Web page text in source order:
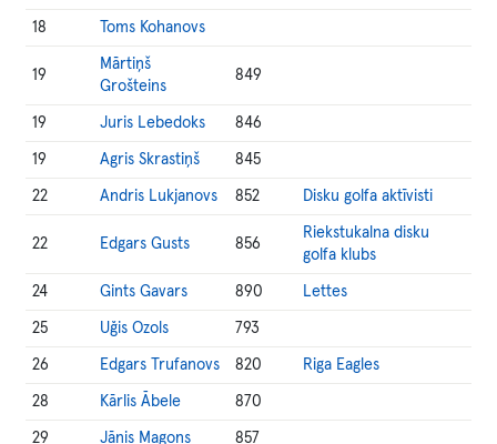
18 Toms Kohanovs
19
Mārtiņš
Grošteins
849
19 Juris Lebedoks 846
19 Agris Skrastiņš 845
22 Andris Lukjanovs 852 Disku golfa aktīvisti
22 Edgars Gusts 856
Riekstukalna disku
golfa klubs
24 Gints Gavars 890 Lettes
25 Uğis Ozols 793
26 Edgars Trufanovs 820 Riga Eagles
28 Kārlis Ābele 870
29 Jānis Magons 857